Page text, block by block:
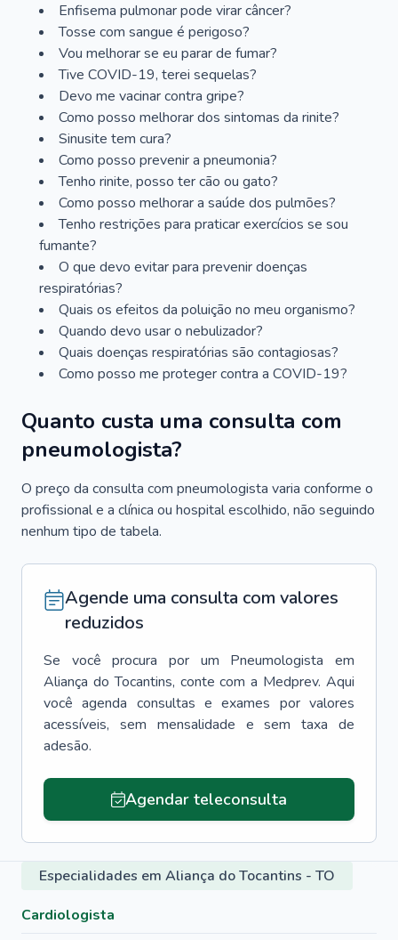
Enfisema pulmonar pode virar câncer?
Tosse com sangue é perigoso?
Vou melhorar se eu parar de fumar?
Tive COVID-19, terei sequelas?
Devo me vacinar contra gripe?
Como posso melhorar dos sintomas da rinite?
Sinusite tem cura?
Como posso prevenir a pneumonia?
Tenho rinite, posso ter cão ou gato?
Como posso melhorar a saúde dos pulmões?
Tenho restrições para praticar exercícios se sou
fumante?
O que devo evitar para prevenir doenças
respiratórias?
Quais os efeitos da poluição no meu organismo?
Quando devo usar o nebulizador?
Quais doenças respiratórias são contagiosas?
Como posso me proteger contra a COVID-19?
Quanto custa uma consulta com
pneumologista?
O preço da consulta com pneumologista varia conforme o
profissional e a clínica ou hospital escolhido, não seguindo
nenhum tipo de tabela.
Agende uma consulta com valores
reduzidos
Se você procura por um Pneumologista
em
Aliança do Tocantins, conte com a Medprev. Aqui
você agenda consultas e exames por valores
acessíveis, sem mensalidade e sem taxa de
adesão.
Agendar teleconsulta
Especialidades em Aliança do Tocantins - TO
Cardiologista